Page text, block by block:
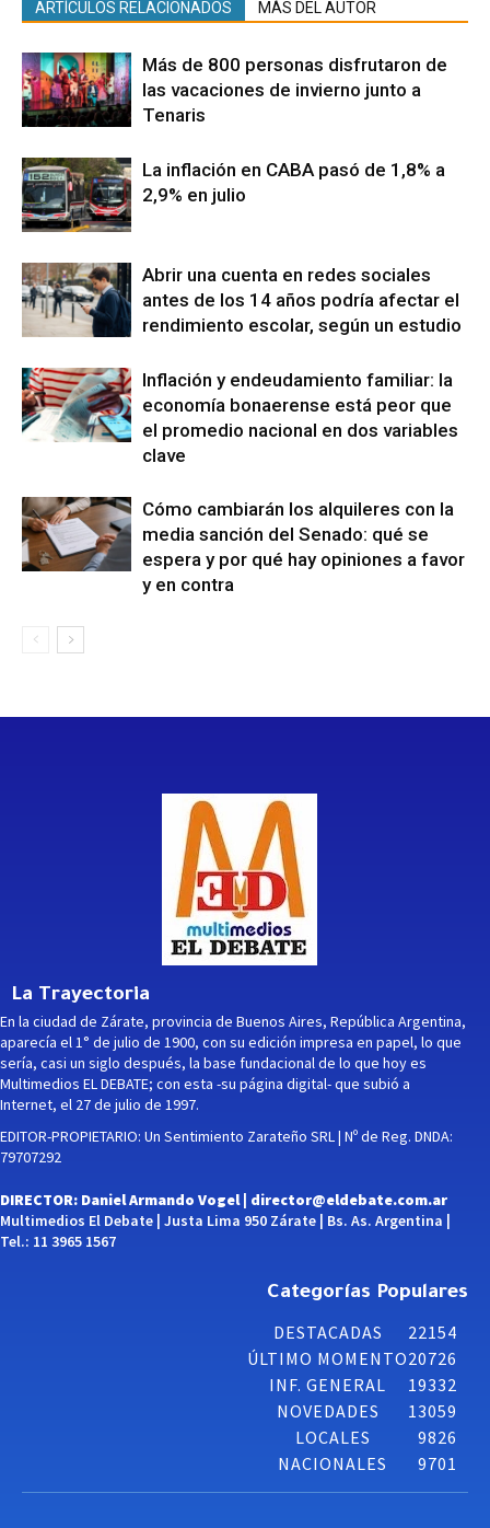
ARTÍCULOS RELACIONADOS MÁS DEL AUTOR
Más de 800 personas disfrutaron de
las vacaciones de invierno junto a
Tenaris
La inflación en CABA pasó de 1,8% a
2,9% en julio
Abrir una cuenta en redes sociales
antes de los 14 años podría afectar el
rendimiento escolar, según un estudio
Inflación y endeudamiento familiar: la
economía bonaerense está peor que
el promedio nacional en dos variables
clave
Cómo cambiarán los alquileres con la
media sanción del Senado: qué se
espera y por qué hay opiniones a favor
y en contra
La Trayectoria
En la ciudad de Zárate, provincia de Buenos Aires, República Argentina,
aparecía el 1° de julio de 1900, con su edición impresa en papel, lo que
sería, casi un siglo después, la base fundacional de lo que hoy es
Multimedios EL DEBATE; con esta -su página digital- que subió a
Internet, el 27 de julio de 1997.
EDITOR-PROPIETARIO: Un Sentimiento Zarateño SRL | Nº de Reg. DNDA:
79707292
DIRECTOR: Daniel Armando Vogel | director@eldebate.com.ar
Multimedios El Debate | Justa Lima 950 Zárate | Bs. As. Argentina |
Tel.: 11 3965 1567
Categorías Populares
DESTACADAS
22154
ÚLTIMO MOMENTO20726
INF. GENERAL
19332
NOVEDADES
13059
LOCALES
9826
NACIONALES
9701